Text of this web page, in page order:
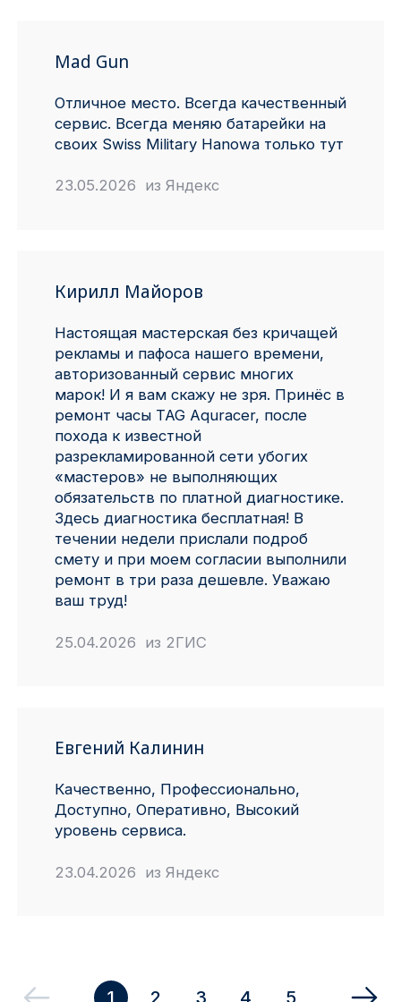
Mad Gun
23.05.2026 из Яндекс
Отличное место. Всегда качественный
сервис. Всегда меняю батарейки на
своих Swiss Military Hanowa только тут
Кирилл Майоров
25.04.2026 из 2ГИС
Настоящая мастерская без кричащей
рекламы и пафоса нашего времени,
авторизованный сервис многих
марок! И я вам скажу не зря. Принёс в
ремонт часы TAG Aquracer, после
похода к известной
разрекламированной сети убогих
«мастеров» не выполняющих
обязательств по платной диагностике.
Здесь диагностика бесплатная! В
течении недели прислали подроб
смету и при моем согласии выполнили
ремонт в три раза дешевле. Уважаю
ваш труд!
Евгений Калинин
23.04.2026 из Яндекс
Качественно, Профессионально,
Доступно, Оперативно, Высокий
уровень сервиса.
1 2 3 4 5